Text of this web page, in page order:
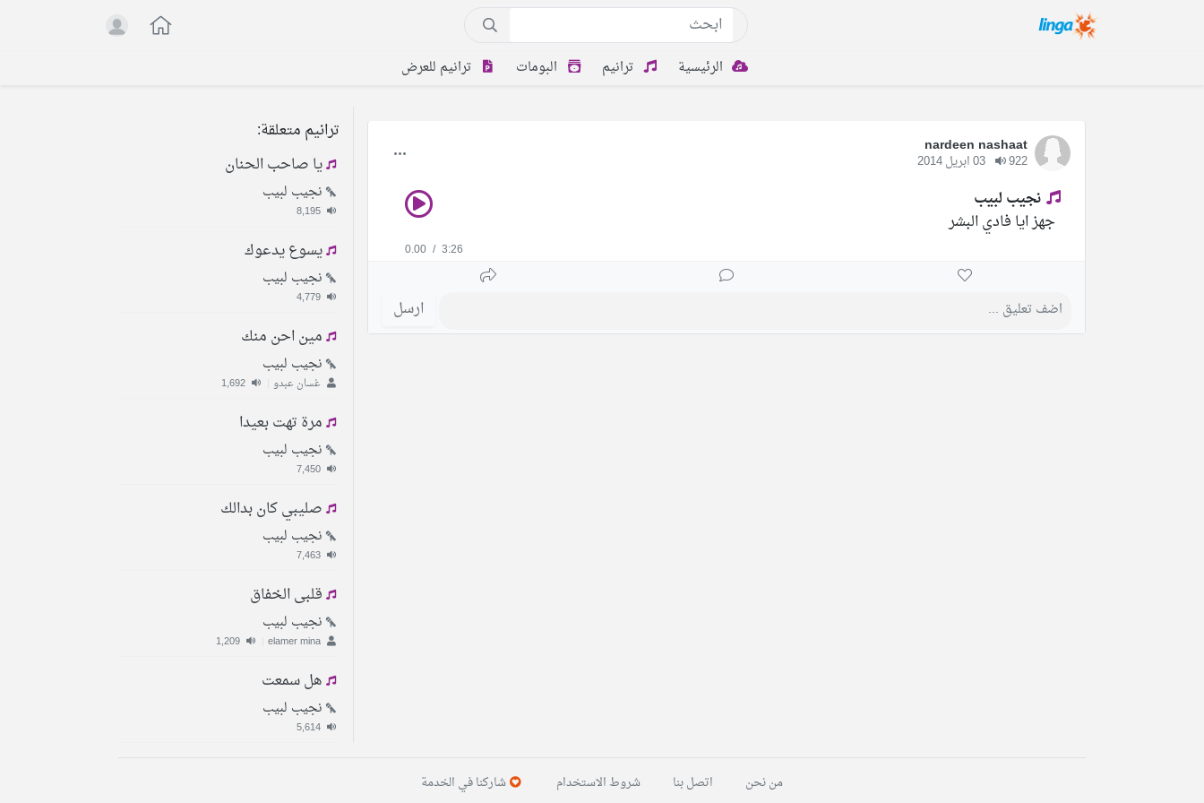
الرئيسية ترانيم البومات ترانيم للعرض
nardeen nashaat
922
نجيب لبيب
جهز ايا فادي البشر
0.00 / 3:26
ارسل
ترانيم متعلقة:
يا صاحب الحنان
نجيب لبيب
8,195
يسوع يدعوك
نجيب لبيب
4,779
مين احن منك
نجيب لبيب
غسان عبدو 1,692
مرة تهت بعيدا
نجيب لبيب
7,450
صليبي كان بدالك
نجيب لبيب
7,463
قلبى الخفاق
نجيب لبيب
elamer mina
1,209
هل سمعت
نجيب لبيب
5,614
من نحن اتصل بنا شروط الاستخدام شاركنا في الخدمة